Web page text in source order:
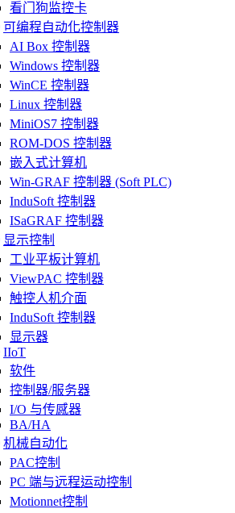
看门狗监控卡
可编程自动化控制器
AI Box 控制器
Windows 控制器
WinCE 控制器
Linux 控制器
MiniOS7 控制器
ROM-DOS 控制器
嵌入式计算机
Win-GRAF 控制器 (Soft PLC)
InduSoft 控制器
ISaGRAF 控制器
显示控制
工业平板计算机
ViewPAC 控制器
触控人机介面
InduSoft 控制器
显示器
IIoT
软件
控制器/服务器
I/O 与传感器
BA/HA
机械自动化
PAC控制
PC 端与远程运动控制
Motionnet控制